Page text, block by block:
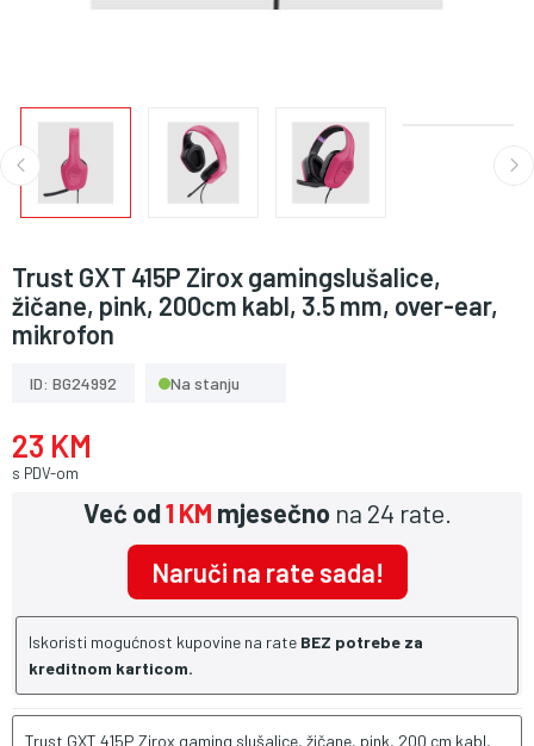
Trust GXT 415P Zirox gamingslušalice,
žičane, pink, 200cm kabl, 3.5 mm, over-ear,
mikrofon
ID: BG24992 Na stanju
23 KM
s PDV-om
Već od1 KM mjesečno na 24 rate.
Naruči na rate sada!
Iskoristi mogućnost kupovine na rate BEZ potrebe za
kreditnom karticom.
Trust GXT 415P Zirox gaming slušalice, žičane, pink, 200 cm kabl,